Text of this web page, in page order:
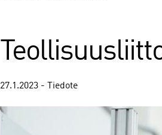
27.1.2023 - Tiedote